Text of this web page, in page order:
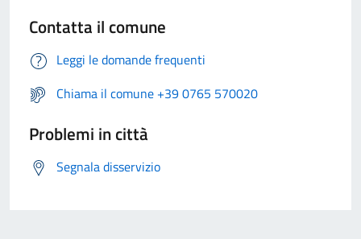
Contatta il comune
Leggi le domande frequenti
Chiama il comune +39 0765 570020
Problemi in città
Segnala disservizio